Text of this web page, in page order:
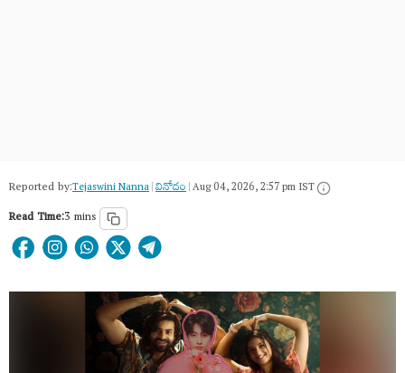
Reported by:Tejaswini Nanna|వినోదం|Aug 04, 2026, 2:57 pm IST
Read Time:3 mins